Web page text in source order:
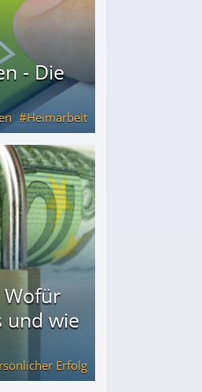
- Die
Heimarbeit
und wie
Erfolg